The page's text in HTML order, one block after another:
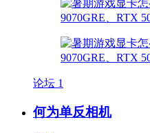
论坛 1
何为单反相机